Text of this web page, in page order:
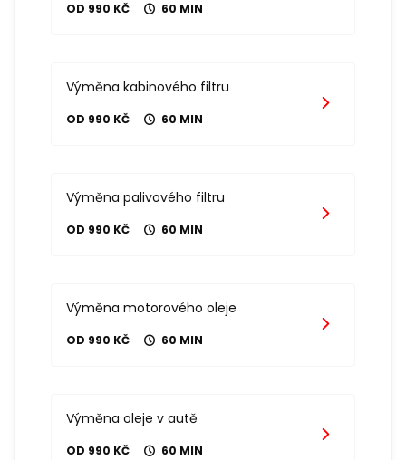
OD 990 KČ 60 MIN
Výměna kabinového filtru
OD 990 KČ 60 MIN
Výměna palivového filtru
OD 990 KČ 60 MIN
Výměna motorového oleje
OD 990 KČ 60 MIN
Výměna oleje v autě
OD 990 KČ 60 MIN